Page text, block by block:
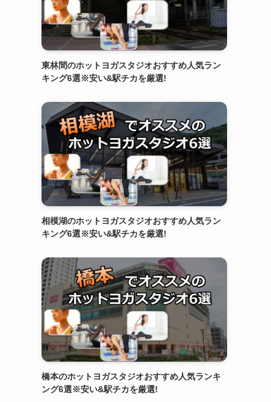
東林間のホットヨガスタジオおすすめ人気ラン
キング6選※安い&駅チカを厳選!
相模湖のホットヨガスタジオおすすめ人気ラン
キング6選※安い&駅チカを厳選!
橋本のホットヨガスタジオおすすめ人気ランキ
ング6選※安い&駅チカを厳選!